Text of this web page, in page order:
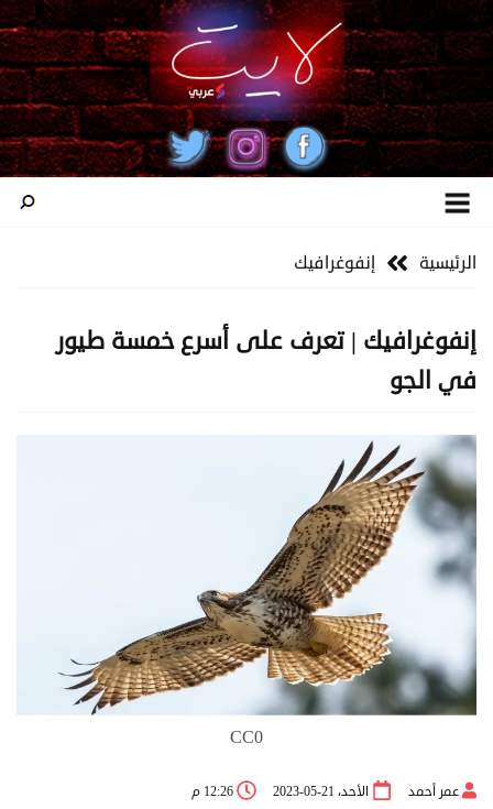
الرئيسية إنفوغرافيك
إنفوغرافيك | تعرف على أسرع خمسة طيور
في الجو
CC0
عمر أحمد الأحد، 21-05-2023 12:26 م